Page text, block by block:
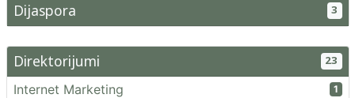
Dijaspora 3
Direktorijumi 23
Internet Marketing 1